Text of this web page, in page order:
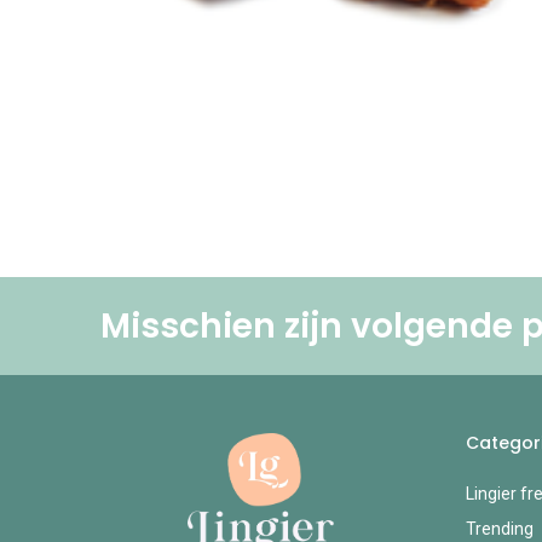
Misschien zijn volgende
Lingier
Trending